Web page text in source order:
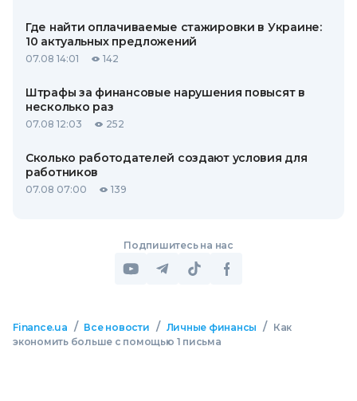
Где найти оплачиваемые стажировки в Украине:
10 актуальных предложений
07.08 14:01 142
Штрафы за финансовые нарушения повысят в
несколько раз
07.08 12:03 252
Сколько работодателей создают условия для
работников
07.08 07:00 139
Подпишитесь на нас
Finance.ua / Все новости / Личные финансы /
Как
экономить больше с помощью 1 письма